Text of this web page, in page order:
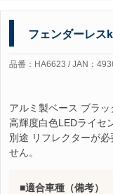
フェンダーレス
品番：HA6623 / JAN：
アルミ製ベース ブラ
高輝度白色LEDライセ
別途 リフレクターが
せん。
適合車種（備考）